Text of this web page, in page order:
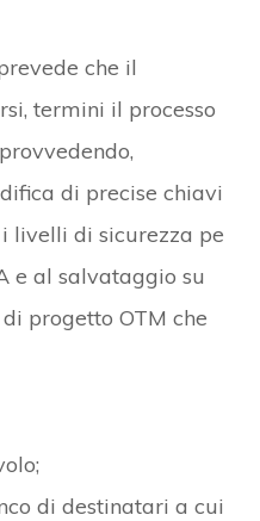
che il
termini il processo
di precise chiavi
livelli di sicurezza pe
e al salvataggio su
progetto OTM che
di destinatari a cui